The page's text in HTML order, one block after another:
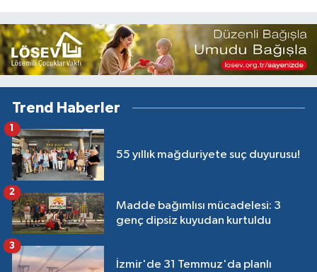
Trend Haberler
55 yıllık mağduriyete suç duyurusu!
1
Madde bağımlısı mücadelesi: 3
genç dipsiz kuyudan kurtuldu
2
İzmir'de 31 Temmuz'da planlı
3